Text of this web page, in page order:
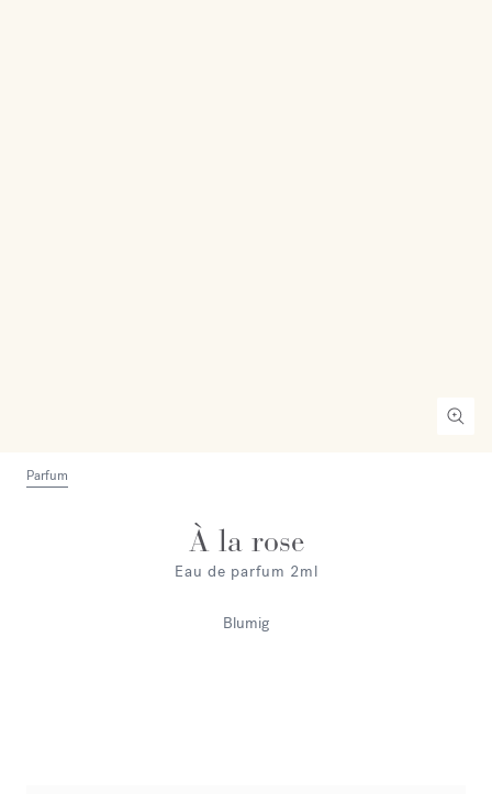
Parfum
À la rose
Eau de parfum 2ml
Blumig